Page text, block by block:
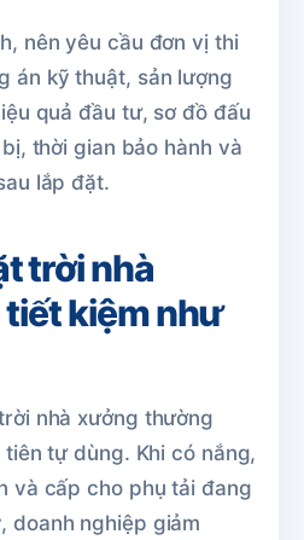
nên yêu cầu đơn vị thi
án kỹ thuật, sản lượng
quả đầu tư, sơ đồ đấu
thời gian bảo hành và
lắp đặt.
trời nhà
kiệm như
nhà xưởng thường
tự dùng. Khi có nắng,
và cấp cho phụ tải đang
doanh nghiệp giảm